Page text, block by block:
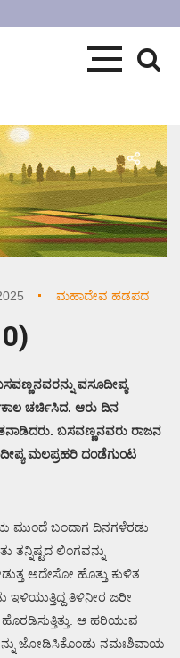
ಮಹಾದೇವ ಹಡಪದ
ವಸೂದೀಪ್ಯ
ಚರ್ಚಿಸಿದ. ಆರು ದಿನ
ಬಸವಣ್ಣನವರು ರಾಜನ
ಮಲಪ್ರಹರಿ ದಂಡೆಗುಂಟ
ಮುಂದೆ ಬಂದಾಗ ದಿನಗಳೆರಡು
ತನ್ನಿಷ್ಟದ ಲಿಂಗವನ್ನು
ಅದೇಸೋ ಹೊತ್ತು ಕುಳಿತ.
ತಿಳಿನೀರ ಜರೀ
ಆ ಹರಿಯುವ
ಜೋಡಿಸಿಕೊಂಡು ನಮಃಶಿವಾಯ